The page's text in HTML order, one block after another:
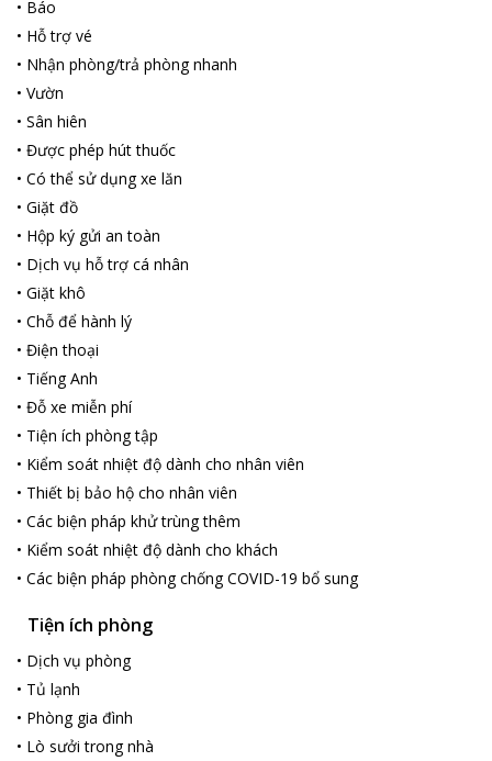
• Báo
• Hỗ trợ vé
• Nhận phòng/trả phòng nhanh
• Vườn
• Sân hiên
• Được phép hút thuốc
• Có thể sử dụng xe lăn
• Giặt đồ
• Hộp ký gửi an toàn
• Dịch vụ hỗ trợ cá nhân
• Giặt khô
• Chỗ để hành lý
• Điện thoại
• Tiếng Anh
• Đỗ xe miễn phí
• Tiện ích phòng tập
• Kiểm soát nhiệt độ dành cho nhân viên
• Thiết bị bảo hộ cho nhân viên
• Các biện pháp khử trùng thêm
• Kiểm soát nhiệt độ dành cho khách
• Các biện pháp phòng chống COVID-19 bổ sung
Tiện ích phòng
• Dịch vụ phòng
• Tủ lạnh
• Phòng gia đình
• Lò sưởi trong nhà